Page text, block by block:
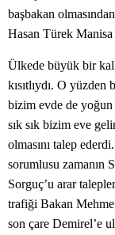
başbakan
Hasan Türek Manisa
Ülkede büyük bir
kısıtlıydı. O
bizim evde de
sık sık bizim eve
olmasını talep
sorumlusu zamanın
Sorguç’u arar
trafiği Bakan
son çare Demirel’e